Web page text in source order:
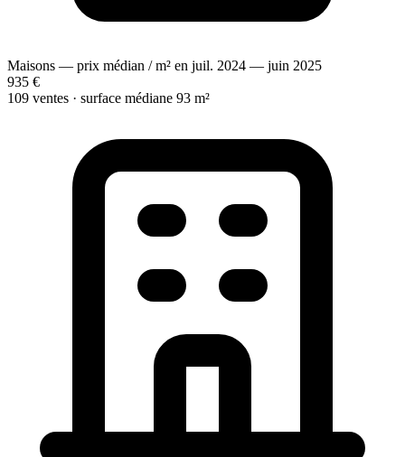
Maisons — prix médian / m² en juil. 2024 — juin 2025
935 €
109 ventes · surface médiane 93 m²